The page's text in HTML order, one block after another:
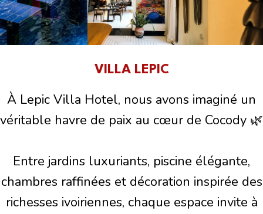
VILLA LEPIC
À Lepic Villa Hotel, nous avons imaginé un
véritable havre de paix au cœur de Cocody 🌿
Entre jardins luxuriants, piscine élégante,
chambres raffinées et décoration inspirée des
richesses ivoiriennes, chaque espace invite à